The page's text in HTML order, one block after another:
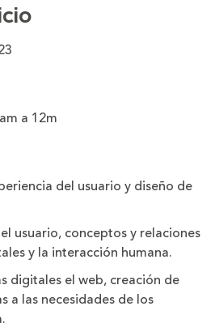
a 12m
del usuario y diseño de
usuario, conceptos y relaciones
y la interacción humana.
digitales el web, creación de
a las necesidades de los